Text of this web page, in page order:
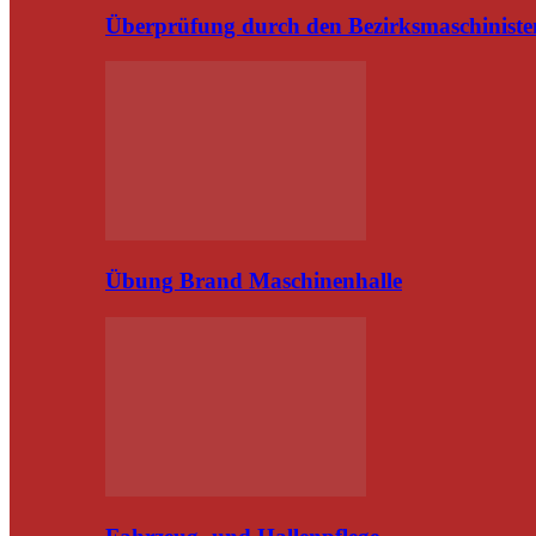
Überprüfung durch den
Übung Brand Maschinenhalle